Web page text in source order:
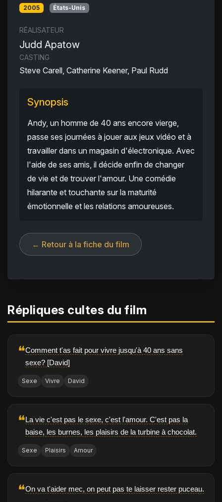
2005 États-Unis
RÉALISATEUR
Judd Apatow
CASTING
Steve Carell, Catherine Keener, Paul Rudd
Synopsis
Andy, un homme de 40 ans encore vierge,
passe ses journées à jouer aux jeux vidéo et à
travailler dans un magasin d'électronique. Avec
l'aide de ses amis, il décide enfin de changer
de vie et de trouver l'amour. Une comédie
hilarante et touchante sur la maturité
émotionnelle et les relations amoureuses.
← Retour à la fiche du film
Répliques cultes du film
❝Comment t'as fait pour vivre jusqu'à 40 ans sans
sexe? [David]
Sexe Vivre David
❝La vie c'est pas le sexe, c'est l'amour. C'est pas la
baise, les burnes, les plaisirs de la turbine à chocolat.
Sexe Plaisirs Amour
❝On va t'aider mec, on peut pas te laisser rester puceau.